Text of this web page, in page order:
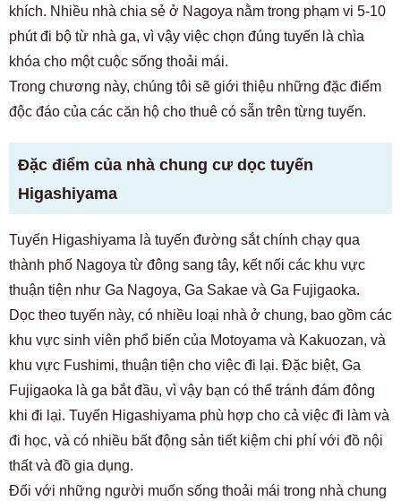
khích. Nhiều nhà chia sẻ ở Nagoya nằm trong phạm vi 5-10
phút đi bộ từ nhà ga, vì vậy việc chọn đúng tuyến là chìa
khóa cho một cuộc sống thoải mái.
Trong chương này, chúng tôi sẽ giới thiệu những đặc điểm
độc đáo của các căn hộ cho thuê có sẵn trên từng tuyến.
Đặc điểm của nhà chung cư dọc tuyến
Higashiyama
Tuyến Higashiyama là tuyến đường sắt chính chạy qua
thành phố Nagoya từ đông sang tây, kết nối các khu vực
thuận tiện như Ga Nagoya, Ga Sakae và Ga Fujigaoka.
Dọc theo tuyến này, có nhiều loại nhà ở chung, bao gồm các
khu vực sinh viên phổ biến của Motoyama và Kakuozan, và
khu vực Fushimi, thuận tiện cho việc đi lại. Đặc biệt, Ga
Fujigaoka là ga bắt đầu, vì vậy bạn có thể tránh đám đông
khi đi lại. Tuyến Higashiyama phù hợp cho cả việc đi làm và
đi học, và có nhiều bất động sản tiết kiệm chi phí với đồ nội
thất và đồ gia dụng.
Đối với những người muốn sống thoải mái trong nhà chung